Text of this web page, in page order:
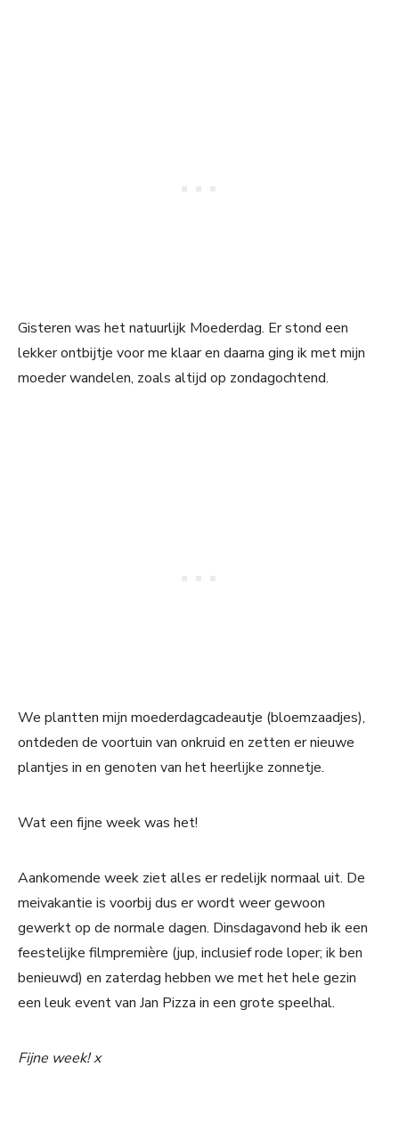
Gisteren was het natuurlijk Moederdag. Er stond een
lekker ontbijtje voor me klaar en daarna ging ik met mijn
moeder wandelen, zoals altijd op zondagochtend.
We plantten mijn moederdagcadeautje (bloemzaadjes),
ontdeden de voortuin van onkruid en zetten er nieuwe
plantjes in en genoten van het heerlijke zonnetje.
Wat een fijne week was het!
Aankomende week ziet alles er redelijk normaal uit. De
meivakantie is voorbij dus er wordt weer gewoon
gewerkt op de normale dagen. Dinsdagavond heb ik een
feestelijke filmpremière (jup, inclusief rode loper; ik ben
benieuwd) en zaterdag hebben we met het hele gezin
een leuk event van Jan Pizza in een grote speelhal.
Fijne week! x